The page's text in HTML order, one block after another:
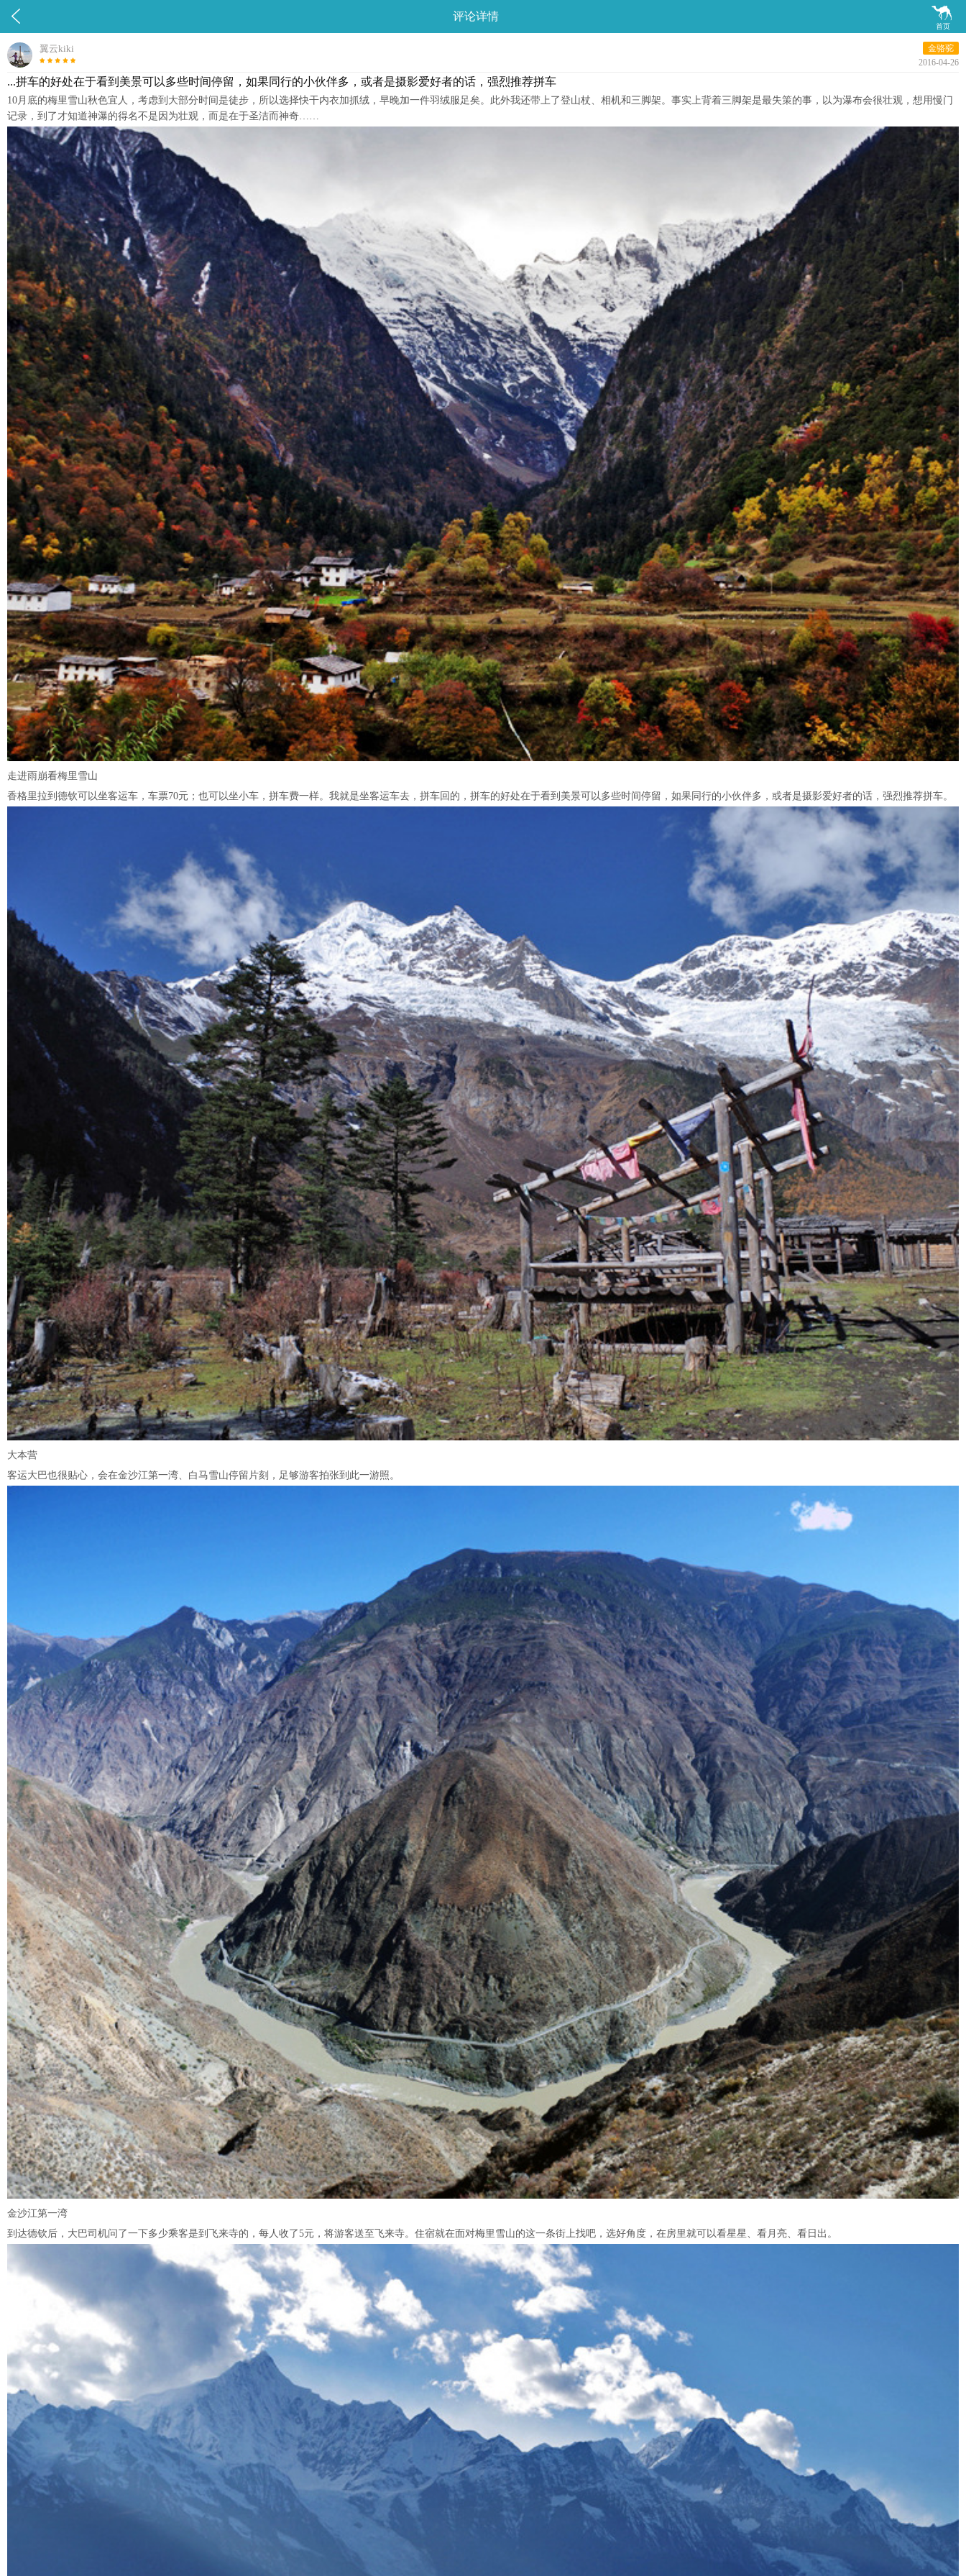
 
首页
评论详情
翼云kiki
金骆驼
2016-04-26
...拼车的好处在于看到美景可以多些时间停留，如果同行的小伙伴多，或者是摄影爱好者的话，强烈推荐拼车
10月底的梅里雪山秋色宜人，考虑到大部分时间是徒步，所以选择快干内衣加抓绒，早晚加一件羽绒服足矣。此外我还带上了登山杖、相机和三脚架。事实上背着三脚架是最失策的事，以为瀑布会很壮观，想用慢门
记录，到了才知道神瀑的得名不是因为壮观，而是在于圣洁而神奇……
走进雨崩看梅里雪山
香格里拉到德钦可以坐客运车，车票70元；也可以坐小车，拼车费一样。我就是坐客运车去，拼车回的，拼车的好处在于看到美景可以多些时间停留，如果同行的小伙伴多，或者是摄影爱好者的话，强烈推荐拼车。
大本营
客运大巴也很贴心，会在金沙江第一湾、白马雪山停留片刻，足够游客拍张到此一游照。
金沙江第一湾
到达德钦后，大巴司机问了一下多少乘客是到飞来寺的，每人收了5元，将游客送至飞来寺。住宿就在面对梅里雪山的这一条街上找吧，选好角度，在房里就可以看星星、看月亮、看日出。